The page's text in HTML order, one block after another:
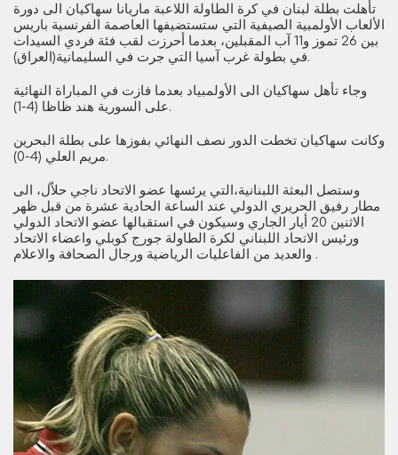
تأهلت بطلة لبنان في كرة الطاولة اللاعبة ماريانا سهاكيان الى دورة
الألعاب الأولمبية الصيفية التي ستستضيفها العاصمة الفرنسية باريس
بين 26 تموز و11 آب المقبلين، بعدما أحرزت لقب فئة فردي السيدات
في بطولة غرب آسيا التي جرت في السليمانية(العراق).
وجاء تأهل سهاكيان الى الأولمبياد بعدما فازت في المباراة النهائية
على السورية هند ظاظا (4-1).
وكانت سهاكيان تخطت الدور نصف النهائي بفوزها على بطلة البحرين
مريم العلي (4-0).
وستصل البعثة اللبنانية،التي يرئسها عضو الاتحاد ناجي حلاّل، الى
مطار رفيق الحريري الدولي عند الساعة الحادية عشرة من قبل ظهر
الاثنين 20 أيار الجاري وسيكون في استقبالها عضو الاتحاد الدولي
ورئيس الاتحاد اللبناني لكرة الطاولة جورج كوبلي واعضاء الاتحاد
والعديد من الفاعليات الرياضية ورجال الصحافة والاعلام .